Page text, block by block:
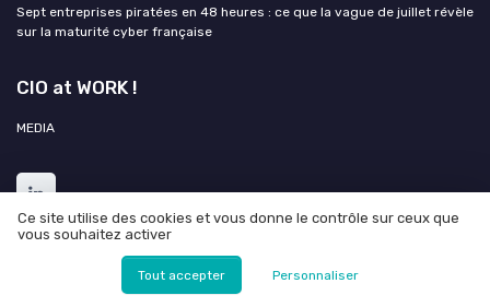
Sept entreprises piratées en 48 heures : ce que la vague de juillet révèle
sur la maturité cyber française
CIO at WORK !
MEDIA
Ce site utilise des cookies et vous donne le contrôle sur ceux que
vous souhaitez activer
Tout accepter Personnaliser